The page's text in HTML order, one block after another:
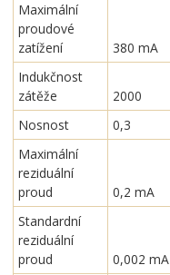
Maximální
proudové
zatížení
380 mA
Indukčnost
zátěže
2000
Nosnost
0,3
Maximální
reziduální
proud
0,2 mA
Standardní
reziduální
proud
0,002 mA